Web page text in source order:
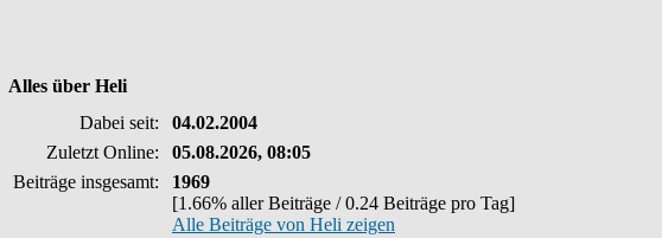
Alles über Heli
Dabei seit:
04.02.2004
Zuletzt Online:
05.08.2026, 08:05
Beiträge insgesamt:
1969
[1.66% aller Beiträge / 0.24 Beiträge pro Tag]
Alle Beiträge von Heli zeigen